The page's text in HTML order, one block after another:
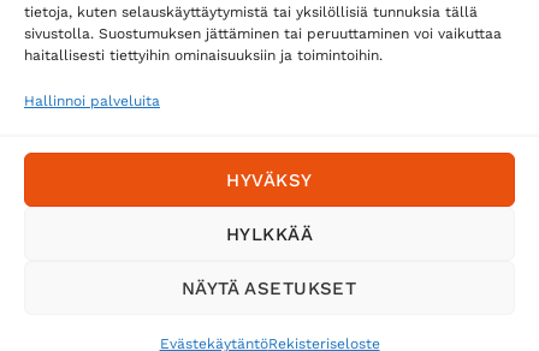
tietoja, kuten selauskäyttäytymistä tai yksilöllisiä tunnuksia tällä
sivustolla. Suostumuksen jättäminen tai peruuttaminen voi vaikuttaa
haitallisesti tiettyihin ominaisuuksiin ja toimintoihin.
Hallinnoi palveluita
HYVÄKSY
HYLKKÄÄ
NÄYTÄ ASETUKSET
EvästekäytäntöRekisteriseloste
Toimitustavat
Posti
Matkahuolto
Tilaa uutiskirje ja saat erikoisalennuksia